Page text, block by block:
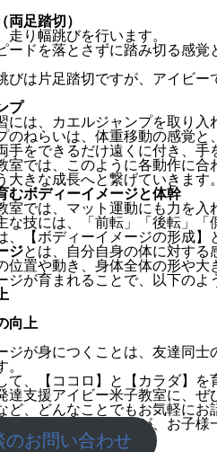
足踏切）
走り幅跳びを行います。
ードを落とさずに踏み切る感
びは片足踏切ですが、アイビー
プ
には、カエルジャンプを取り入
のねらいは、体重移動の感覚と
手をできるだけ遠くに付き、手
室では、このように各動作に合
大きな成長へと繋げていきます。
むボディーイメージと体幹
室では、マット運動にも力を入
な技には、「前転」「後転」「
、【ボディーイメージの形成】
ジとは、自分自身の体に対する
位置や動き、身体全体の形や大
ジが育まれることで、以下のよ
向上
ジが身につくことは、友達同
て、【ココロ】と【カラダ】を
達支援アイビー米子教室に、
ど、どんなことでもお気軽にお
経験を持つスタッフが、お子様
のお問い合わせ